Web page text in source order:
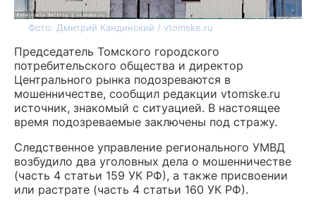
Фото: Дмитрий Кандинский / vtomske.ru
Председатель Томского городского
потребительского общества и директор
Центрального рынка подозреваются в
мошенничестве, сообщил редакции vtomske.ru
источник, знакомый с ситуацией. В настоящее
время подозреваемые заключены под стражу.
Следственное управление регионального УМВД
возбудило два уголовных дела о мошенничестве
(часть 4 статьи 159 УК РФ), а также присвоении
или растрате (часть 4 статьи 160 УК РФ).